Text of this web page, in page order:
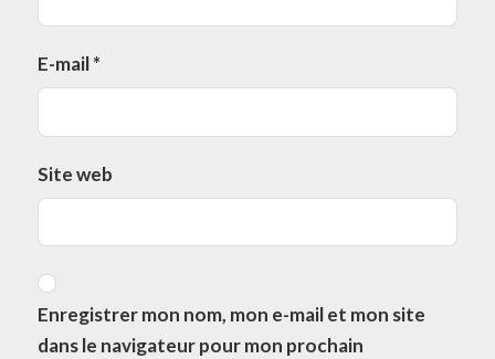
E-mail*
Site web
Enregistrer mon nom, mon e-mail et mon site
dans le navigateur pour mon prochain